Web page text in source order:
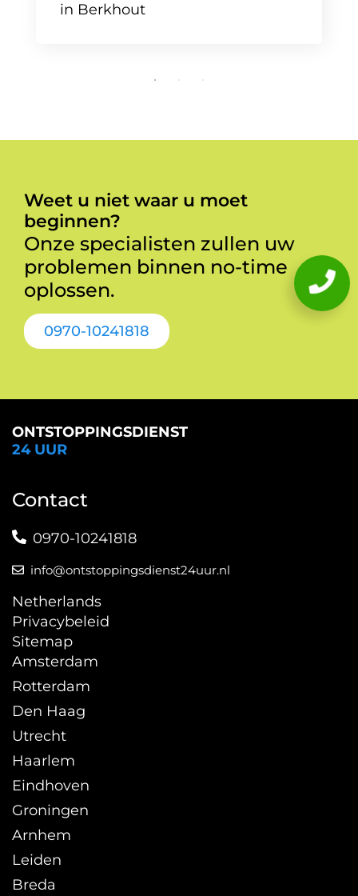
in Berkhout
Weet u niet waar u moet
beginnen?
Onze specialisten zullen uw
problemen binnen no-time
oplossen.
0970-10241818
ONTSTOPPINGSDIENST
24 UUR
Contact
0970-10241818
info@ontstoppingsdienst24uur.nl
Netherlands
Privacybeleid
Sitemap
Amsterdam
Rotterdam
Den Haag
Utrecht
Haarlem
Eindhoven
Groningen
Arnhem
Leiden
Breda